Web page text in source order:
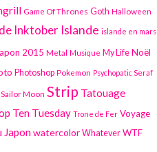
Game Of Thrones Goth Halloween
Inktober Islande islande en mars
2015 Metal Musique My Life Noël
Photoshop Pokemon Psychopatic Seraf
Sailor Moon Strip Tatouage
Ten Tuesday Trone de Fer Voyage
Japonwatercolor Whatever WTF